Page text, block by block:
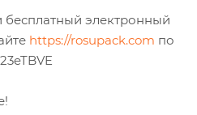
электронный
https://rosupack.com по